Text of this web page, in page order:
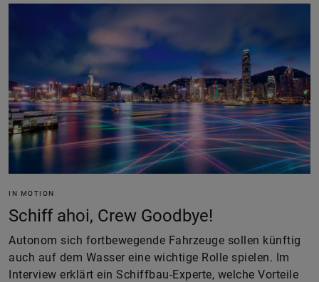
IN MOTION
Schiff ahoi, Crew Goodbye!
Autonom sich fortbewegende Fahrzeuge sollen künftig
auch auf dem Wasser eine wichtige Rolle spielen. Im
Interview erklärt ein Schiffbau-Experte, welche Vorteile